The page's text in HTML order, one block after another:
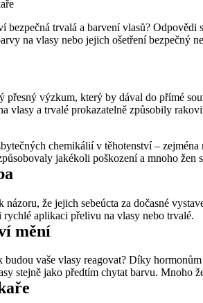
bezpečná trvalá a barvení vlasů?
na vlasy nebo jejich ošetření bezpečný
přesný výzkum, který by dával do přímé
vlasy a trvalé prokazatelně způsobily
chemikálií v těhotenství –
jakékoli poškození a mnoho žen
názoru, že jejich sebeúcta za dočasné
aplikaci přelivu na vlasy nebo trvalé.
mění
budou vaše vlasy reagovat? Díky
stejně jako předtím chytat barvu.